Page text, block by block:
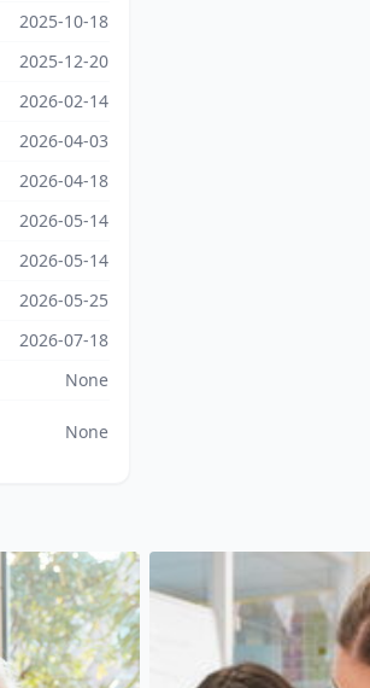
2025-10-18
2025-12-20
2026-02-14
2026-04-03
2026-04-18
2026-05-14
2026-05-14
2026-05-25
2026-07-18
None
None